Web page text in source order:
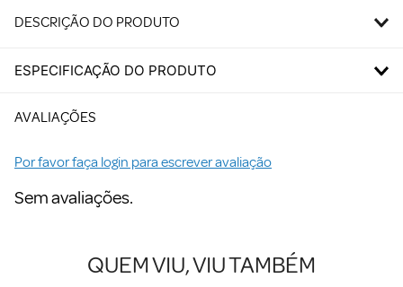
DESCRIÇÃO DO PRODUTO
ESPECIFICAÇÃO DO PRODUTO
AVALIAÇÕES
Por favor faça login para escrever avaliação
Sem avaliações.
QUEM VIU, VIU TAMBÉM